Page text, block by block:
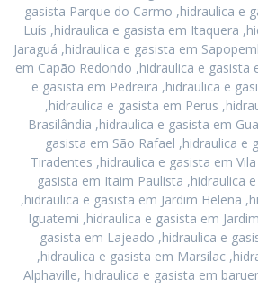
gasista Parque do Carmo ,hidraulica e
Luís ,hidraulica e gasista em Itaquera
Jaraguá ,hidraulica e gasista em
em Capão Redondo ,hidraulica e gasista
e gasista em Pedreira ,hidraulica e
,hidraulica e gasista em Perus
Brasilândia ,hidraulica e gasista em
gasista em São Rafael ,hidraulica e
Tiradentes ,hidraulica e gasista em
gasista em Itaim Paulista ,hidraulica
,hidraulica e gasista em Jardim Helena
Iguatemi ,hidraulica e gasista em
gasista em Lajeado ,hidraulica e
,hidraulica e gasista em Marsilac
Alphaville, hidraulica e gasista em